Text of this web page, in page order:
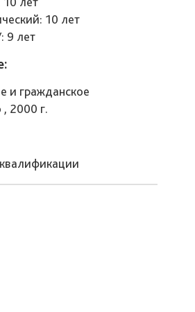
10 лет
9 лет
и гражданское
, 2000 г.